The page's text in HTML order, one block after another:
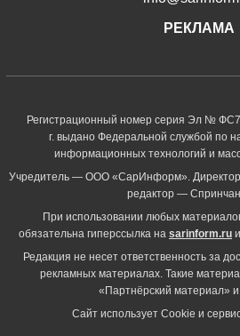
РЕКЛАМА
Регистрационный номер серия Эл №
г. выдано Федеральной службой по
информационных технологий и
Учредитель — ООО «СарИнформ».
редактор —
При использовании любых
обязательна гиперссылка на sarinform.ru
Редакция не несет ответственность за
рекламных материалах. Такие
«Партнёрский материал»
Сайт использует Cookie и